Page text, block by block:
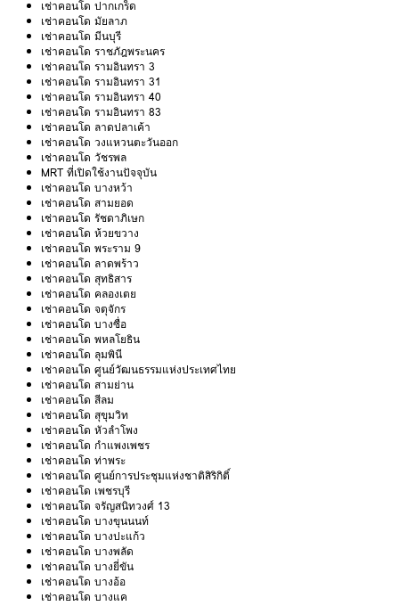
เช่าคอนโด ปากเกร็ด
เช่าคอนโด มัยลาภ
เช่าคอนโด มีนบุรี
เช่าคอนโด ราชภัฎพระนคร
เช่าคอนโด รามอินทรา 3
เช่าคอนโด รามอินทรา 31
เช่าคอนโด รามอินทรา 40
เช่าคอนโด รามอินทรา 83
เช่าคอนโด ลาดปลาเค้า
เช่าคอนโด วงแหวนตะวันออก
เช่าคอนโด วัชรพล
MRT ที่เปิดใช้งานปัจจุบัน
เช่าคอนโด บางหว้า
เช่าคอนโด สามยอด
เช่าคอนโด รัชดาภิเษก
เช่าคอนโด ห้วยขวาง
เช่าคอนโด พระราม 9
เช่าคอนโด ลาดพร้าว
เช่าคอนโด สุทธิสาร
เช่าคอนโด คลองเตย
เช่าคอนโด จตุจักร
เช่าคอนโด บางซื่อ
เช่าคอนโด พหลโยธิน
เช่าคอนโด ลุมพินี
เช่าคอนโด ศูนย์วัฒนธรรมแห่งประเทศไทย
เช่าคอนโด สามย่าน
เช่าคอนโด สีลม
เช่าคอนโด สุขุมวิท
เช่าคอนโด หัวลำโพง
เช่าคอนโด กำแพงเพชร
เช่าคอนโด ท่าพระ
เช่าคอนโด ศูนย์การประชุมแห่งชาติสิริกิติ์
เช่าคอนโด เพชรบุรี
เช่าคอนโด จรัญสนิทวงศ์ 13
เช่าคอนโด บางขุนนนท์
เช่าคอนโด บางปะแก้ว
เช่าคอนโด บางพลัด
เช่าคอนโด บางยี่ขัน
เช่าคอนโด บางอ้อ
เช่าคอนโด บางแค